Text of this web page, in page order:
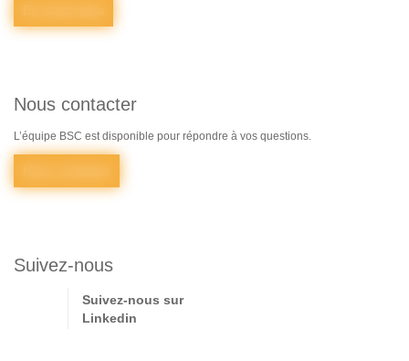
Nous contacter
L’équipe BSC est disponible pour répondre à vos questions.
Suivez-nous
Suivez-nous sur
Linkedin